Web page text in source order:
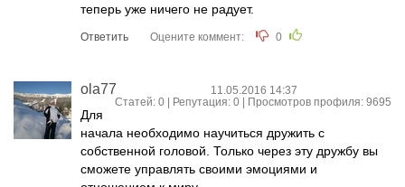
теперь уже ничего не радует.
Ответить Оцените коммент: 0
ola77
11.05.2016 14:37
Статей: 0 | Репутация: 0 | Просмотров профиля: 9695
Для
начала необходимо научиться дружить с
собственной головой. Только через эту дружбу вы
сможете управлять своими эмоциями и